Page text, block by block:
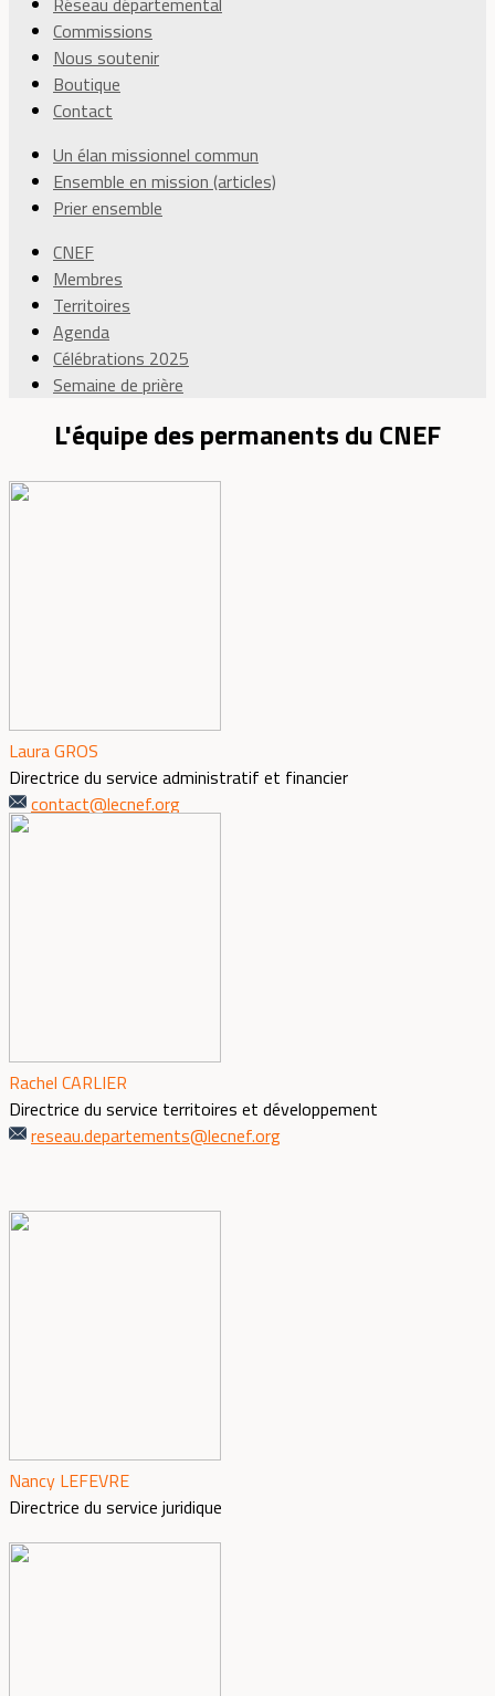
Commissions
Nous soutenir
Boutique
Contact
Un élan missionnel commun
Ensemble en mission (articles)
Prier ensemble
CNEF
Membres
Territoires
Agenda
Célébrations 2025
Semaine de prière
L'équipe des permanents du CNEF
Laura GROS
Directrice du service administratif et financier
contact@lecnef.org
Rachel CARLIER
Directrice du service territoires et développement
reseau.departements@lecnef.org
Nancy LEFEVRE
Directrice du service juridique